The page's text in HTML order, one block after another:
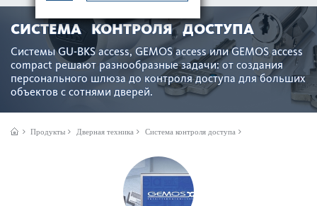
СИСТЕМА КОНТРОЛЯ ДОСТУПА
Системы GU-BKS access, GEMOS access или GEMOS access
compact решают разнообразные задачи: от создания
персон­ального шлюза до контроля дос­тупа для больших
объектов с сотнями дверей.
Продукты Дверная техника Система контроля доступа